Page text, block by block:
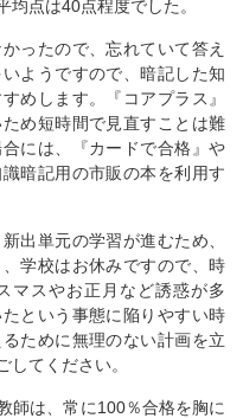
点は40点程度でした。
ったので、忘れていて答え
ようですので、暗記した知
めします。『コアプラス』
め短時間で見直すことは難
には、『カードで合格』や
暗記用の市販の本を利用す
出単元の学習が進むため、
学校はお休みですので、時
マスやお正月など誘惑が多
という事態に陥りやすい時
ために無理のない計画を立
してください。
師は、常に100％合格を胸に